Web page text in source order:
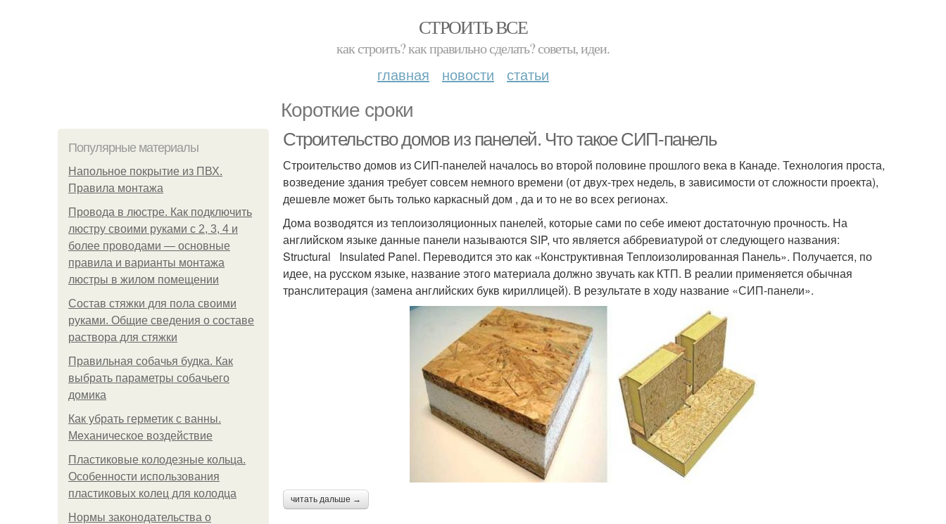
СТРОИТЬ ВСЕ
как строить? как правильно сделать? советы, идеи.
главная новости статьи
Короткие сроки
Популярные материалы
Напольное покрытие из ПВХ.
Правила монтажа
Провода в люстре. Как подключить
люстру своими руками с 2, 3, 4 и
более проводами — основные
правила и варианты монтажа
люстры в жилом помещении
Состав стяжки для пола своими
руками. Общие сведения о составе
раствора для стяжки
Правильная собачья будка. Как
выбрать параметры собачьего
домика
Как убрать герметик с ванны.
Механическое воздействие
Пластиковые колодезные кольца.
Особенности использования
пластиковых колец для колодца
Нормы законодательства о
Строительство домов из панелей. Что такое СИП-панель
Строительство домов из СИП-панелей началось во второй половине прошлого века в Канаде. Технология проста,
возведение здания требует совсем немного времени (от двух-трех недель, в зависимости от сложности проекта),
дешевле может быть только каркасный дом , да и то не во всех регионах.
Дома возводятся из теплоизоляционных панелей, которые сами по себе имеют достаточную прочность. На
английском языке данные панели называются SIP, что является аббревиатурой от следующего названия:
Structural Insulated Panel. Переводится это как «Конструктивная Теплоизолированная Панель». Получается, по
идее, на русском языке, название этого материала должно звучать как КТП. В реалии применяется обычная
транслитерация (замена английских букв кириллицей). В результате в ходу название «СИП-панели».
читать дальше →